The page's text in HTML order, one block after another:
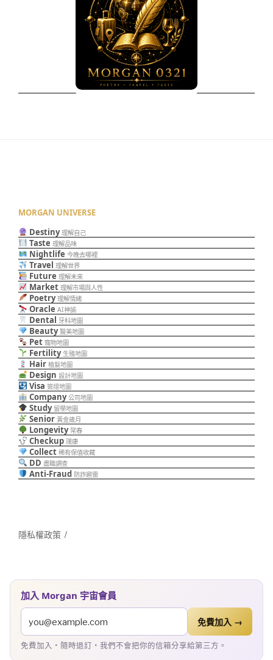
MORGAN UNIVERSE
Destiny 理解自己
Taste 理解品味
Nightlife 今晚去哪裡
Travel 理解世界
Future 理解未來
Market 理解市場與人性
Poetry 理解情緒
Oracle AI神諭
Dental 牙科地圖
Beauty 醫美地圖
Pet 寵物地圖
Fertility 生殖地圖
Hair 植髮地圖
Design 設計地圖
Visa 簽證地圖
Company 公司地圖
Study 留學地圖
Senior 黃金歲月
Longevity 常春
Checkup 璞康
Collect 稀有保值收藏
DD 盡職調查
Anti-Fraud 防詐避雷
隱私權政策
加入 Morgan 宇宙會員
免費加入 →
免費加入・隨時退訂・我們不會把你的信箱分享給第三方。